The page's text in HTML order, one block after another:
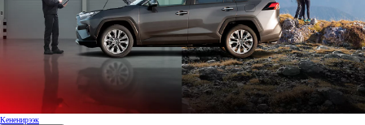
Кененирээк